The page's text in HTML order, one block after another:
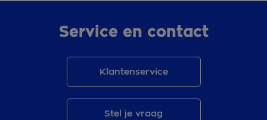
Service en contact
Klantenservice
Stel je vraag